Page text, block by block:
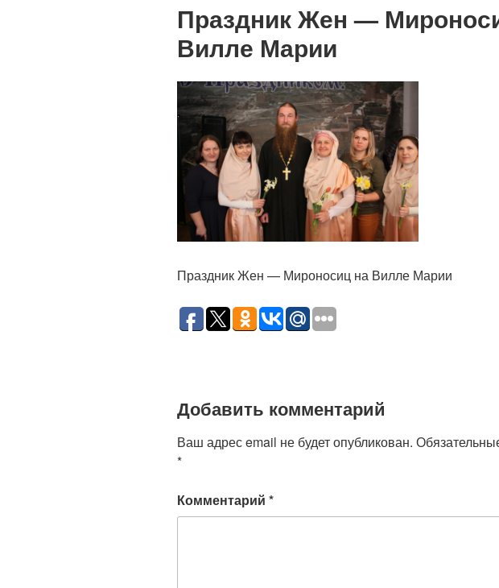
Праздник Жен —
Вилле Марии
Праздник Жен — Мироносиц на Вилле Марии
Добавить комментарий
Ваш адрес email не будет опубликован.
*
Комментарий *